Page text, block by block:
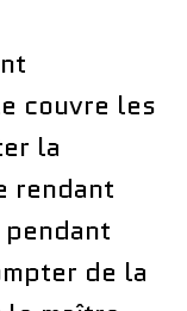
couvre les
la
rendant
de la